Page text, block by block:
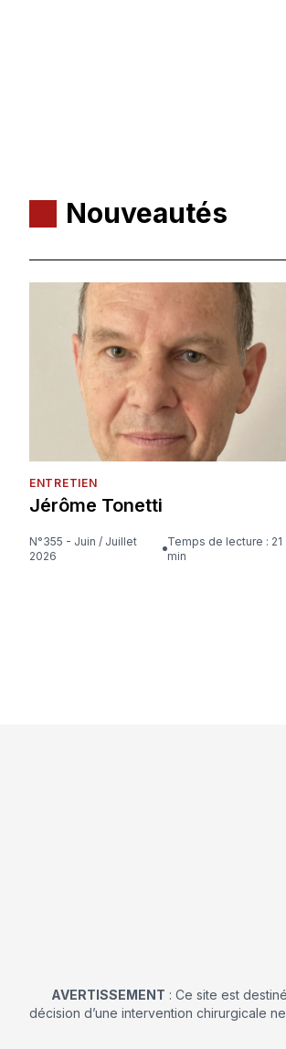
Nouveautés
ENTRETIEN
Jérôme Tonetti
N°355 - Juin / Juillet
2026
Temps de lecture : 21
min
AVERTISSEMENT : Ce site est
décision d’une intervention chirurgicale